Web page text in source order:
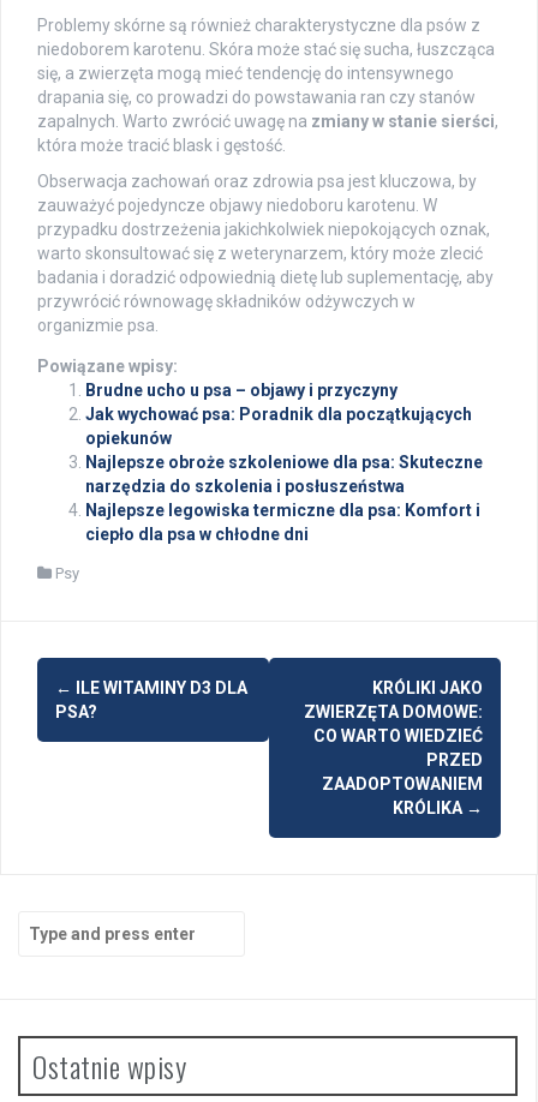
Problemy skórne są również charakterystyczne dla psów z
niedoborem karotenu. Skóra może stać się sucha, łuszcząca
się, a zwierzęta mogą mieć tendencję do intensywnego
drapania się, co prowadzi do powstawania ran czy stanów
zapalnych. Warto zwrócić uwagę na zmiany w stanie sierści,
która może tracić blask i gęstość.
Obserwacja zachowań oraz zdrowia psa jest kluczowa, by
zauważyć pojedyncze objawy niedoboru karotenu. W
przypadku dostrzeżenia jakichkolwiek niepokojących oznak,
warto skonsultować się z weterynarzem, który może zlecić
badania i doradzić odpowiednią dietę lub suplementację, aby
przywrócić równowagę składników odżywczych w
organizmie psa.
Powiązane wpisy:
Brudne ucho u psa – objawy i przyczyny
Jak wychować psa: Poradnik dla początkujących
opiekunów
Najlepsze obroże szkoleniowe dla psa: Skuteczne
narzędzia do szkolenia i posłuszeństwa
Najlepsze legowiska termiczne dla psa: Komfort i
ciepło dla psa w chłodne dni
Psy
Post
navigation
←
ILE WITAMINY D3 DLA
PSA?
KRÓLIKI JAKO
ZWIERZĘTA DOMOWE:
CO WARTO WIEDZIEĆ
PRZED
ZAADOPTOWANIEM
KRÓLIKA →
for:
Ostatnie wpisy